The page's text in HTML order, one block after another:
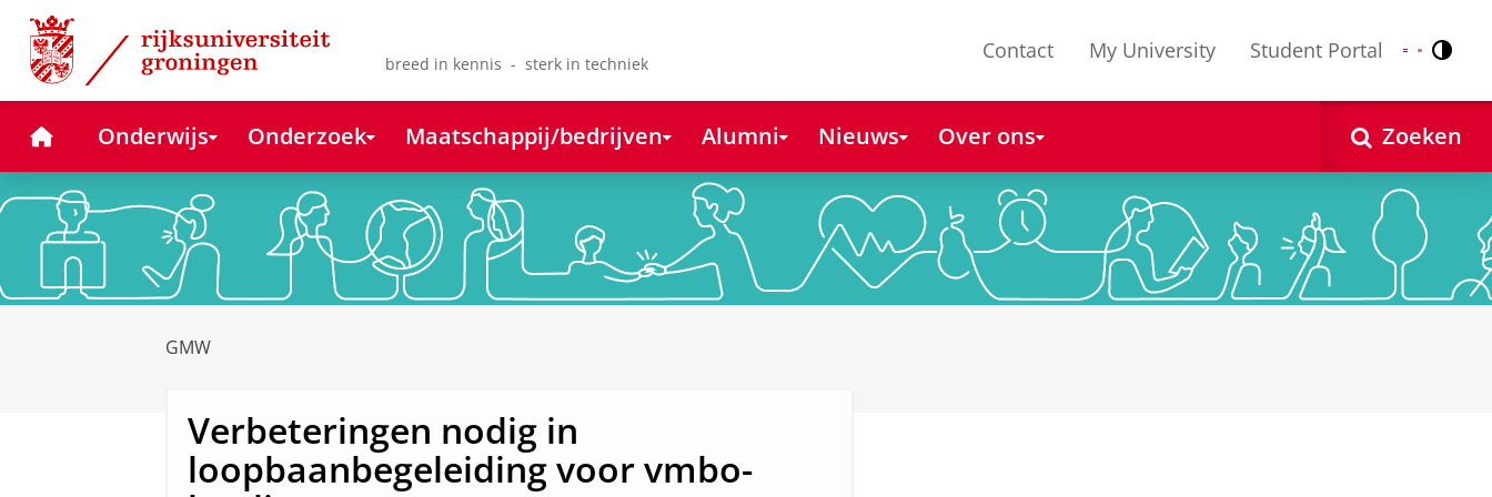
Skip
Content
Skip
Navigation
breed in kennis - sterk in techniek
Contact My University Student Portal Nederlands
English
HomeOnderwijs Onderzoek Maatschappij/bedrijven Alumni Nieuws Over ons Zoeken
GMW
Verbeteringen nodig in
loopbaanbegeleiding voor vmbo-